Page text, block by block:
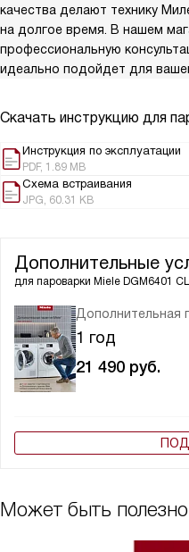
качества делают технику
на долгое время. В нашем
профессиональную
идеально подойдет для
Скачать инструкцию для
Инструкция по эксплуатации
PDF, 1.89 MB
Схема встраивания
JPG, 60.31 KB
Дополнительные
для пароварки Miele DGM6401
Дополнительная
1 год
21 490 руб.
Может быть полезно